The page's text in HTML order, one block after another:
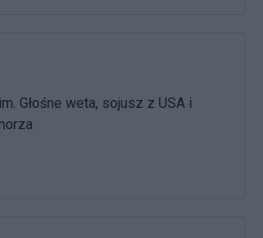
Głośne weta, sojusz z USA i